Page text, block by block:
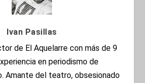
Ivan Pasillas
de El Aquelarre con más de 9
en periodismo de
Amante del teatro, obsesionado